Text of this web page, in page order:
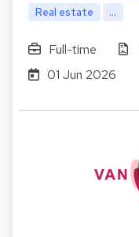
Real estate
...
Full-time
01 Jun 2026